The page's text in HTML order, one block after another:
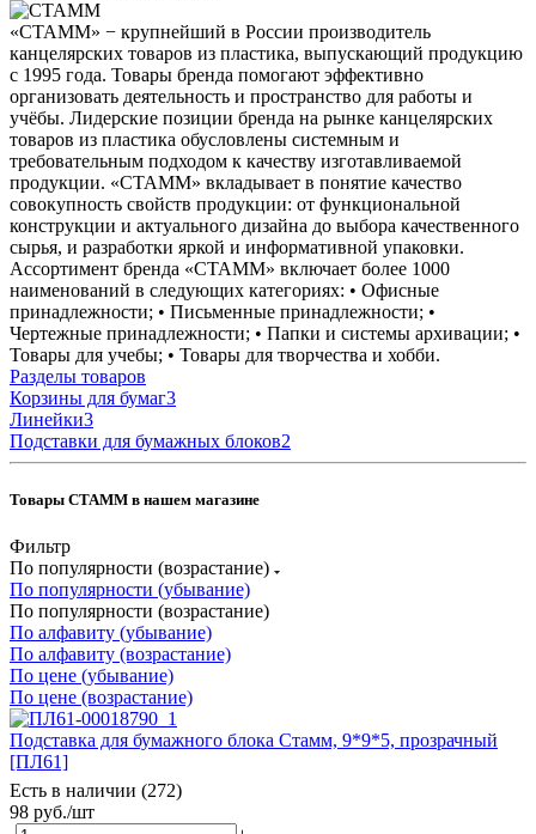
«СТАММ» − крупнейший в России производитель
канцелярских товаров из пластика, выпускающий продукцию
с 1995 года. Товары бренда помогают эффективно
организовать деятельность и пространство для работы и
учёбы. Лидерские позиции бренда на рынке канцелярских
товаров из пластика обусловлены системным и
требовательным подходом к качеству изготавливаемой
продукции. «СТАММ» вкладывает в понятие качество
совокупность свойств продукции: от функциональной
конструкции и актуального дизайна до выбора качественного
сырья, и разработки яркой и информативной упаковки.
Ассортимент бренда «СТАММ» включает более 1000
наименований в следующих категориях: • Офисные
принадлежности; • Письменные принадлежности; •
Чертежные принадлежности; • Папки и системы архивации; •
Товары для учебы; • Товары для творчества и хобби.
Разделы товаров
Корзины для бумаг3
Линейки3
Подставки для бумажных блоков2
Товары СТАММ в нашем магазине
Фильтр
По популярности (возрастание)
По популярности (убывание)
По популярности (возрастание)
По алфавиту (убывание)
По алфавиту (возрастание)
По цене (убывание)
По цене (возрастание)
Подставка для бумажного блока Стамм, 9*9*5, прозрачный
[ПЛ61]
Есть в наличии (272)
98 руб./шт